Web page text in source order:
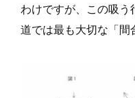
わけですが、この吸
道では最も大切な「間